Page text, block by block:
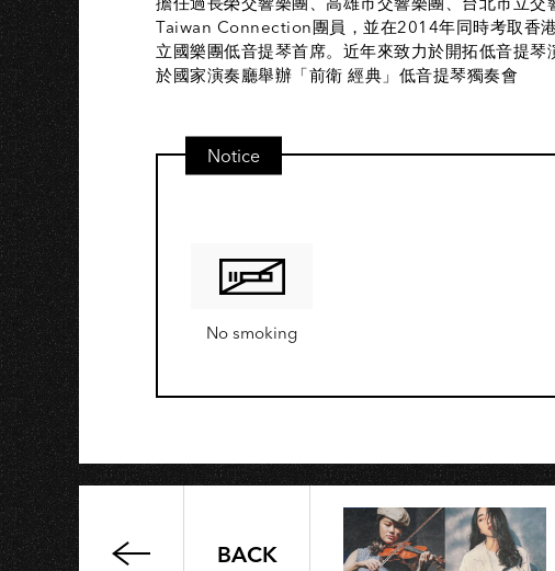
Taiwan Connection團員，並在2014年同時考取香
立國樂團低音提琴首席。近年來致力於開拓低音提
於國家演奏廳舉辦「前衛 經典」低音提琴獨奏會
Notice
No smoking
BACK